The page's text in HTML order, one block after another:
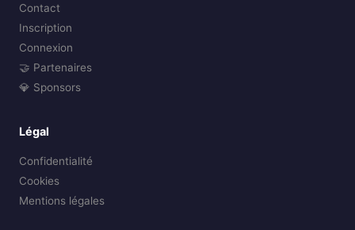
Contact
Inscription
Connexion
🤝 Partenaires
💎 Sponsors
Légal
Confidentialité
Cookies
Mentions légales